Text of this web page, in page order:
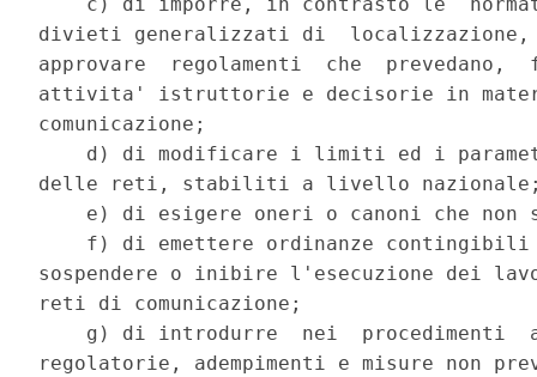
divieti generalizzati di
approvare  regolamenti  che
attivita' istruttorie e decisorie in
comunicazione;
d) di modificare i limiti ed i
delle reti, stabiliti a livello
e) di esigere oneri o canoni che non
f) di emettere ordinanze
sospendere o inibire l'esecuzione dei
reti di comunicazione;
g) di introdurre  nei  procedimenti
regolatorie, adempimenti e misure non